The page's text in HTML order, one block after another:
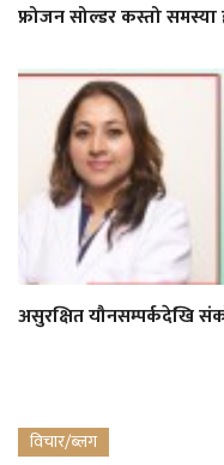
फ्रोजन सोल्डर कस्तो
असुरक्षित यौनसम्पर्कदेखि
विचार/ब्लग